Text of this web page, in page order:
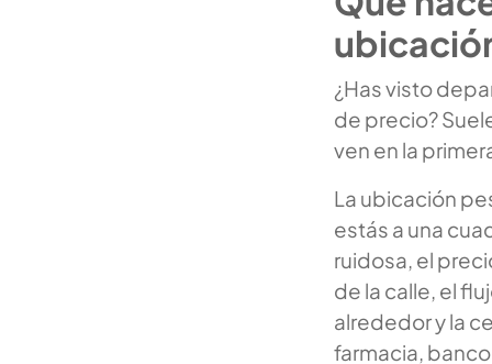
¿Has visto
de precio?
ven en la
La ubicación
estás a una
ruidosa, el
de la calle, el
alrededor y la
farmacia,